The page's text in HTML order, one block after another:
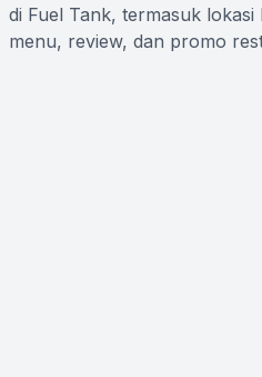
di Fuel Tank, termasuk
menu, review, dan promo